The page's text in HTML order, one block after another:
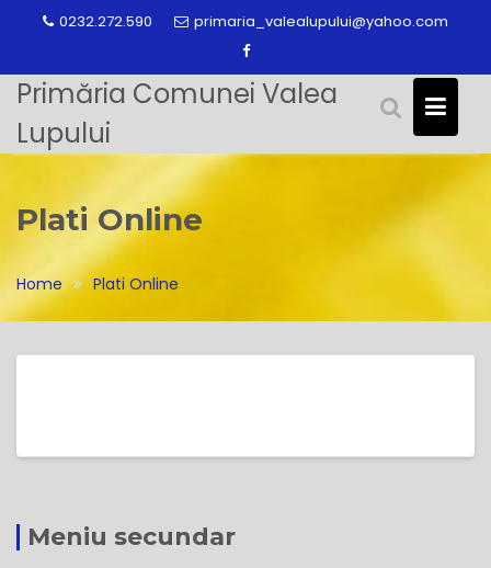
0232.272.590 primaria_valealupului@yahoo.com
Primăria Comunei Valea
Lupului
Plati Online
Home Plati Online
Meniu secundar